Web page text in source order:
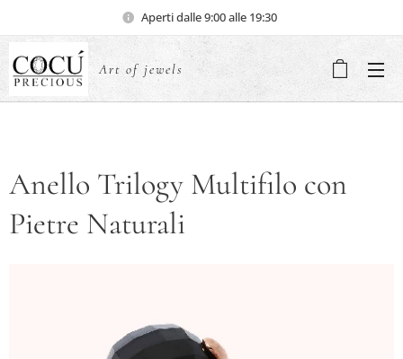
Aperti dalle 9:00 alle 19:30
Art of jewels
Anello Trilogy Multifilo con
Pietre Naturali